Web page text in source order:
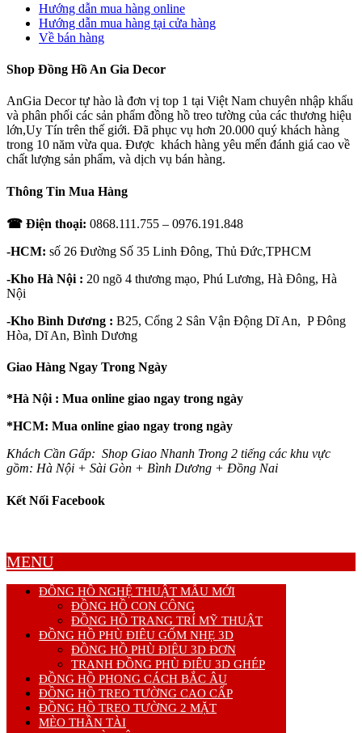
Hướng dẫn mua hàng online
Hướng dẫn mua hàng tại cửa hàng
Về bán hàng
Shop Đồng Hồ An Gia Decor
AnGia Decor tự hào là đơn vị top 1 tại Việt Nam chuyên nhập khẩu
và phân phối các sản phẩm đồng hồ treo tường của các thương hiệu
lớn,Uy Tín trên thế giới. Đã phục vụ hơn 20.000 quý khách hàng
trong 10 năm vừa qua. Được khách hàng yêu mến đánh giá cao về
chất lượng sản phẩm, và dịch vụ bán hàng.
Thông Tin Mua Hàng
☎ Điện thoại: 0868.111.755 – 0976.191.848
-HCM: số 26 Đường Số 35 Linh Đông, Thủ Đức,TPHCM
-Kho Hà Nội : 20 ngõ 4 thương mạo, Phú Lương, Hà Đông, Hà
Nội
-Kho Bình Dương : B25, Cổng 2 Sân Vận Động Dĩ An, P Đông
Hòa, Dĩ An, Bình Dương
Giao Hàng Ngay Trong Ngày
*Hà Nội : Mua online giao ngay trong ngày
*HCM: Mua online giao ngay trong ngày
Khách Cần Gấp: Shop Giao Nhanh Trong 2 tiếng các khu vực
gồm: Hà Nội + Sài Gòn + Bình Dương + Đồng Nai
Kết Nối Facebook
MENU
ĐỒNG HỒ NGHỆ THUẬT MẪU MỚI
ĐỒNG HỒ CON CÔNG
ĐỒNG HỒ TRANG TRÍ MỸ THUẬT
ĐỒNG HỒ PHÙ ĐIÊU GỐM NHẸ 3D
ĐỒNG HỒ PHÙ ĐIÊU 3D ĐƠN
TRANH ĐỒNG PHÙ ĐIÊU 3D GHÉP
ĐỒNG HỒ PHONG CÁCH BẮC ÂU
ĐỒNG HỒ TREO TƯỜNG CAO CẤP
ĐỒNG HỒ TREO TƯỜNG 2 MẶT
MÈO THẦN TÀI